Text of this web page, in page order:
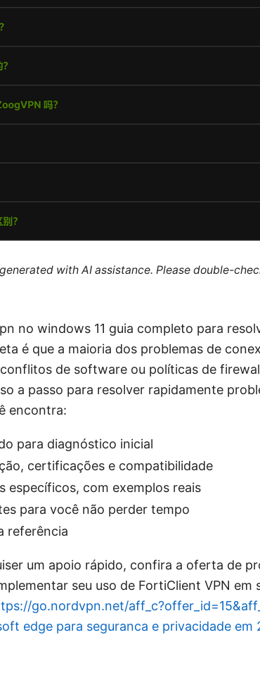
with AI assistance. Please double-
no windows 11 guia completo para
é que a maioria dos problemas de
de software ou políticas de
a passo para resolver rapidamente
encontra:
para diagnóstico inicial
certificações e compatibilidade
específicos, com exemplos reais
para você não perder tempo
referência
um apoio rápido, confira a oferta de
seu uso de FortiClient VPN em
go.nordvpn.net/
edge para seguranca e privacidade em